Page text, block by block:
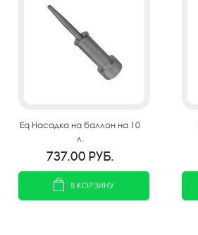
Eq Насадка на баллон на 10
л.
737.00 руб.
В КОРЗИНУ